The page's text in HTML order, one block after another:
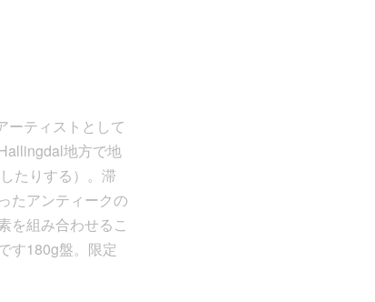
ーティストとして
地方で地
たりする）。滞
たアンティークの
を組み合わせるこ
す180g盤。限定